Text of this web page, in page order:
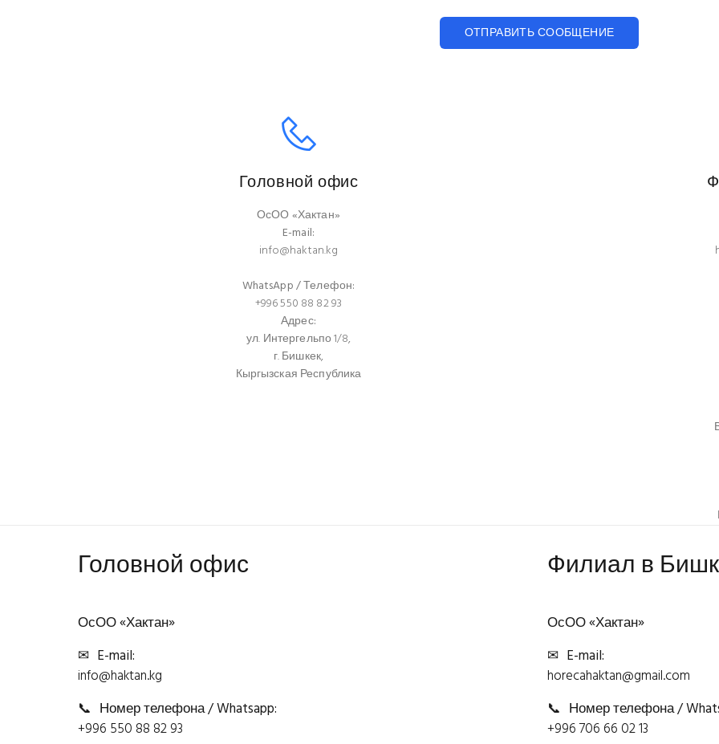
ОТПРАВИТЬ СООБЩЕНИЕ
Головной офис
ОсОО «Хактан»
E-mail:
info@haktan.kg
WhatsApp / Телефон:
+996 550 88 82 93
Адрес:
ул. Интергельпо 1/8,
г. Бишкек,
Кыргызская Республика
Головной офис
ОсОО «Хактан»
✉ E-mail:
info@haktan.kg
📞 Номер телефона / Whatsapp:
+996 550 88 82 93
Филиал в
ОсОО «Хактан»
✉ E-mail:
horecahaktan@gmail.com
📞 Номер телефона /
+996 706 66 02 13